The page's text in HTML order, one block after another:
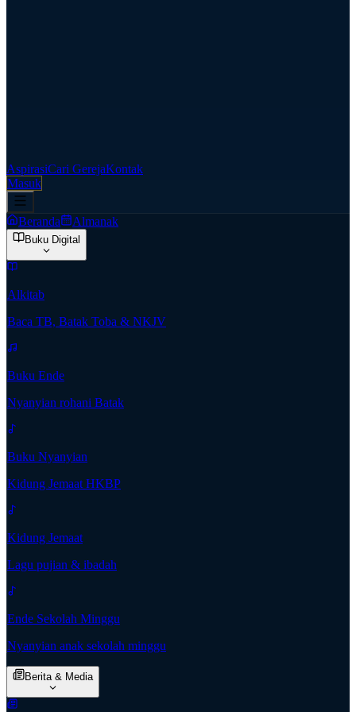
AspirasiCari GerejaKontak
Masuk
Beranda Almanak
Buku Digital
Alkitab
Baca TB, Batak Toba & NKJV
Buku Ende
Nyanyian rohani Batak
Buku Nyanyian
Kidung Jemaat HKBP
Kidung Jemaat
Lagu pujian & ibadah
Ende Sekolah Minggu
Nyanyian anak sekolah minggu
Berita & Media